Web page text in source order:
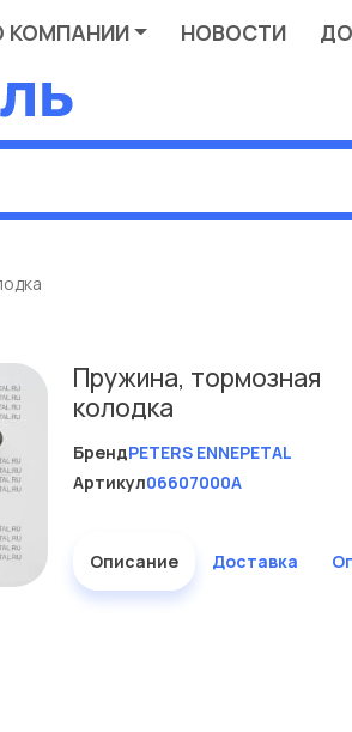
КОМПАНИИ НОВОСТИ
Пружина, тормозная
колодка
БрендPETERS ENNEPETAL
Артикул06607000A
Описание Доставка